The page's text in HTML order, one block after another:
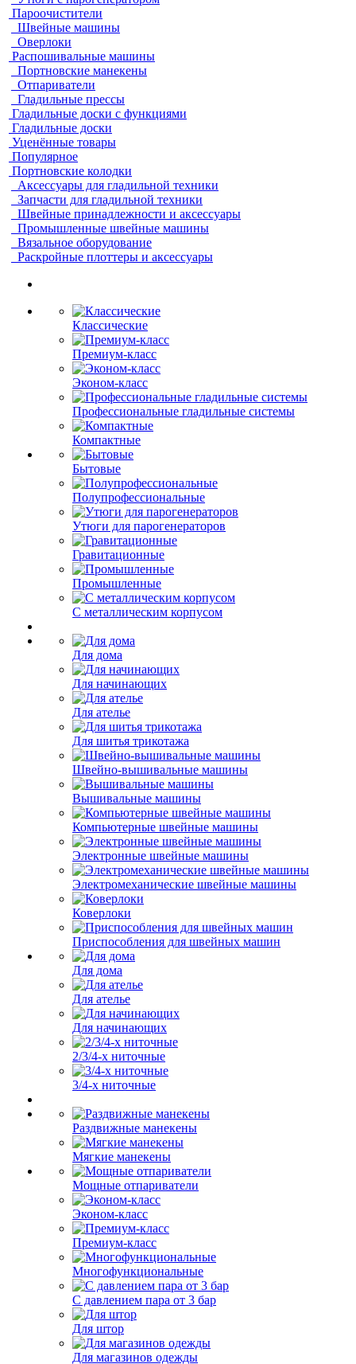
Пароочистители
Швейные машины
Оверлоки
Распошивальные машины
Портновские манекены
Отпариватели
Гладильные прессы
Гладильные доски с функциями
Гладильные доски
Уценённые товары
Популярное
Портновские колодки
Аксессуары для гладильной техники
Запчасти для гладильной техники
Швейные принадлежности и аксессуары
Промышленные швейные машины
Вязальное оборудование
Раскройные плоттеры и аксессуары
Классические
Премиум-класс
Эконом-класс
Профессиональные гладильные системы
Компактные
Бытовые
Полупрофессиональные
Утюги для парогенераторов
Гравитационные
Промышленные
С металлическим корпусом
Для дома
Для начинающих
Для ателье
Для шитья трикотажа
Швейно-вышивальные машины
Вышивальные машины
Компьютерные швейные машины
Электронные швейные машины
Электромеханические швейные машины
Коверлоки
Приспособления для швейных машин
Для дома
Для ателье
Для начинающих
2/3/4-х ниточные
3/4-х ниточные
Раздвижные манекены
Мягкие манекены
Мощные отпариватели
Эконом-класс
Премиум-класс
Многофункциональные
С давлением пара от 3 бар
Для штор
Для магазинов одежды